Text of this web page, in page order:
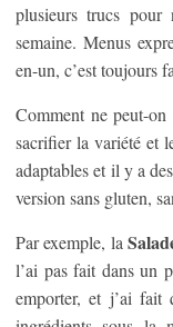
plusieurs trucs
semaine. Menus
en-un, c’est toujours
Comment ne peut-
sacrifier la variété et
adaptables et il y a
version sans gluten,
Par exemple, la
l’ai pas fait dans un
emporter, et j’ai fait